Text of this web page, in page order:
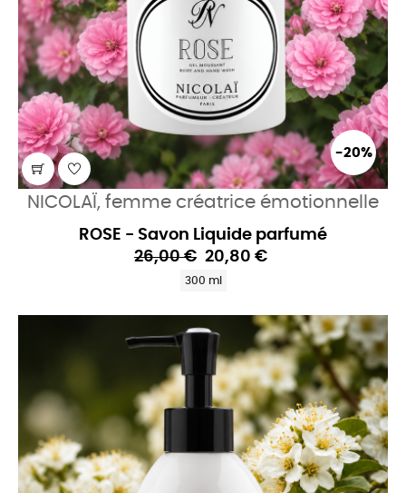
-20%
NICOLAÏ, femme créatrice émotionnelle
ROSE - Savon Liquide parfumé
26,00 € 20,80 €
300 ml